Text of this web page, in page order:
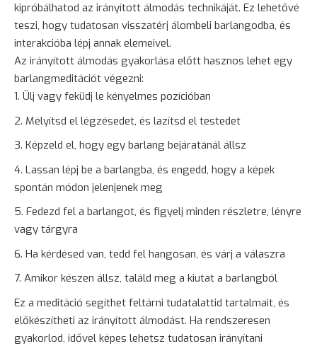
kipróbálhatod az irányított álmodás technikáját. Ez lehetővé
teszi, hogy tudatosan visszatérj álombeli barlangodba, és
interakcióba lépj annak elemeivel.
Az irányított álmodás gyakorlása előtt hasznos lehet egy
barlangmeditációt végezni:
Ülj vagy feküdj le kényelmes pozícióban
Mélyítsd el légzésedet, és lazítsd el testedet
Képzeld el, hogy egy barlang bejáratánál állsz
Lassan lépj be a barlangba, és engedd, hogy a képek
spontán módon jelenjenek meg
Fedezd fel a barlangot, és figyelj minden részletre, lényre
vagy tárgyra
Ha kérdésed van, tedd fel hangosan, és várj a válaszra
Amikor készen állsz, találd meg a kiutat a barlangból
Ez a meditáció segíthet feltárni tudatalattid tartalmait, és
előkészítheti az irányított álmodást. Ha rendszeresen
gyakorlod, idővel képes lehetsz tudatosan irányítani